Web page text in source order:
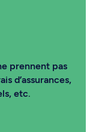
prennent pas
d’assurances,
etc.